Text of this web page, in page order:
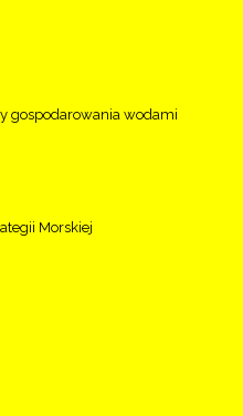
gospodarowania wodami
Morskiej